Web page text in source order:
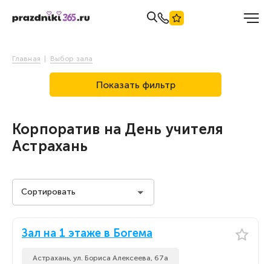
Показать фильтр
Главная Выбор зала
Корпоратив на День учителя
Астрахань
Сортировать
Стоимость на человека
Зал на 1 этаже в Богема
Астрахань, ул. Бориса Алексеева, 67а